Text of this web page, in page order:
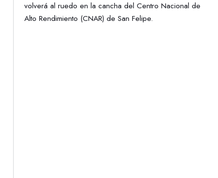
volverá al ruedo en la cancha del Centro Nacional de
Alto Rendimiento (CNAR) de San Felipe.